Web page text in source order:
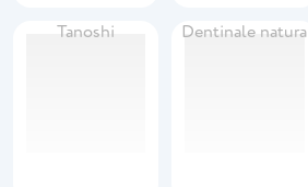
Tanoshi Dentinale natura